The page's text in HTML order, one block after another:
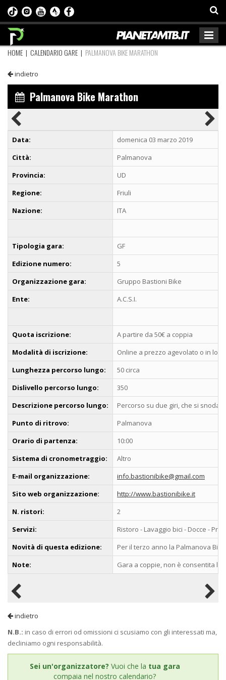
HOME | CALENDARIO GARE | PALMANOVA BIKE MARATHON
indietro
Palmanova Bike Marathon
Data:
domenica 03 marzo 2019
Città:
Palmanova
Provincia:
UD
Regione:
Friuli
Nazione:
ITA
Tipologia gara:
GF
Edizione numero:
5
Organizzazione gara:
Gruppo Bastioni Bike
Ente:
A.C.S.I.
Quota iscrizione:
A partire da 50€ a coppia
Modalità di iscrizione:
Online a prezzo agevolato o in loco
Lunghezza percorso lungo:
50 circa
Dislivello percorso lungo:
350
Descrizione percorso lungo:
Percorso su due giri, che si snoda
Punto di ritrovo:
Palmanova
Orario di partenza:
10:00
Sistema di cronometraggio:
Altro
E-mail organizzazione:
info.bastionibike@gmail.com
Sito web organizzazione:
http://www.bastionibike.it
N. ristori:
2
Servizi:
Ristoro - Lavaggio bici - Docce -
Novità di questa edizione:
Per il terzo anno la Palmanova
Note:
Gara a coppie, non è consentita la
indietro
N.B.: in caso di errori od omissioni ci scusiamo con gli interessati ma,
decliniamo ogni responsabilità.
Sei un'organizzatore? Vuoi che la tua gara
compaia nel nostro calendario?